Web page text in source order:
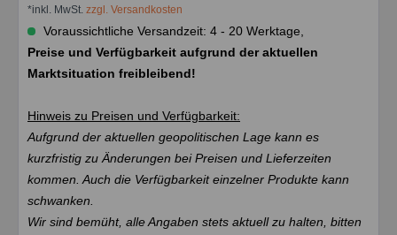
*inkl. MwSt. zzgl. Versandkosten
Voraussichtliche Versandzeit: 4 - 20 Werktage,
Preise und Verfügbarkeit aufgrund der aktuellen
Marktsituation freibleibend!
Hinweis zu Preisen und Verfügbarkeit:
Aufgrund der aktuellen geopolitischen Lage kann es
kurzfristig zu Änderungen bei Preisen und Lieferzeiten
kommen. Auch die Verfügbarkeit einzelner Produkte kann
schwanken.
Wir sind bemüht, alle Angaben stets aktuell zu halten, bitten